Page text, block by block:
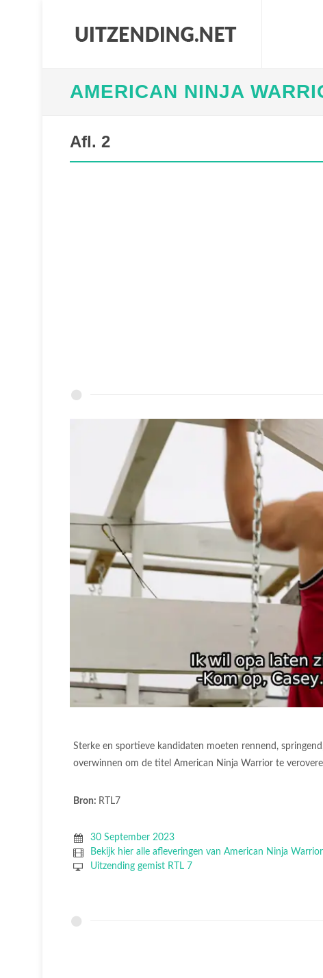
AMERICAN NINJA
Afl. 2
Sterke en sportieve kandidaten moeten rennend,
overwinnen om de titel American Ninja Warrior te
Bron: RTL7
30 September 2023
Bekijk hier alle afleveringen van American Ninja Warrior
Uitzending gemist RTL 7